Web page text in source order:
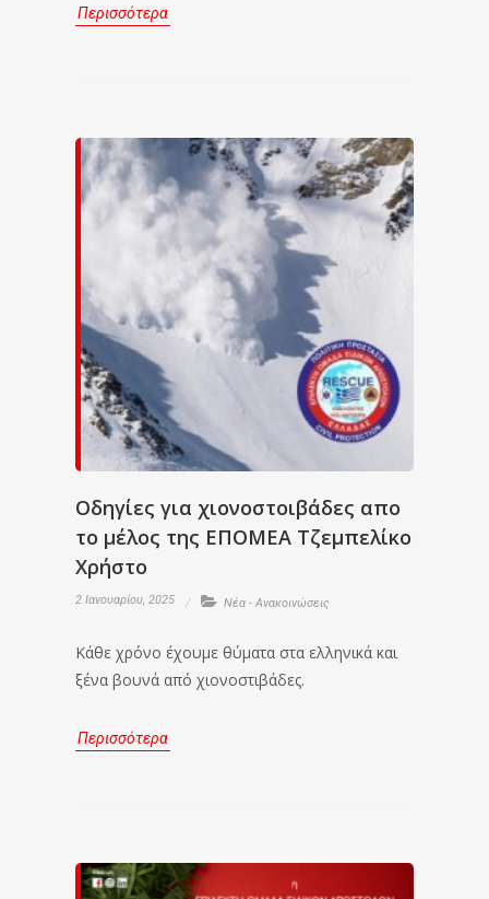
Περισσότερα
Οδηγίες για χιονοστοιβάδες απο
το μέλος της ΕΠΟΜΕΑ Τζεμπελίκο
Χρήστο
2 Ιανουαρίου, 2025 Νέα - Ανακοινώσεις
Κάθε χρόνο έχουμε θύματα στα ελληνικά και
ξένα βουνά από χιονοστιβάδες.
Περισσότερα